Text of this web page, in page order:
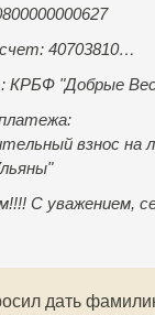
40703810…
КРБФ "Добрые
взнос на
С уважением,
дать